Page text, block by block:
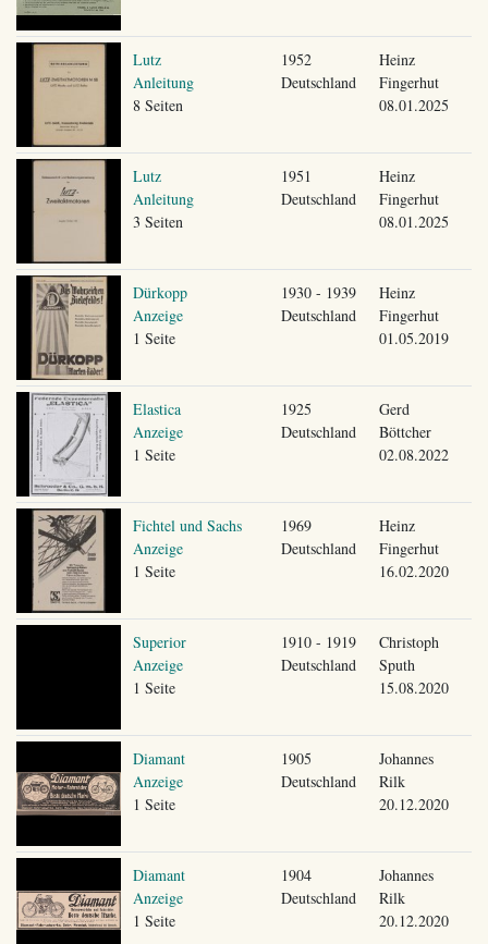
Lutz
Anleitung
8 Seiten
1952
Deutschland
Heinz
Fingerhut
08.01.2025
Lutz
Anleitung
3 Seiten
1951
Deutschland
Heinz
Fingerhut
08.01.2025
Dürkopp
Anzeige
1 Seite
1930 - 1939
Deutschland
Heinz
Fingerhut
01.05.2019
Elastica
Anzeige
1 Seite
1925
Deutschland
Gerd
Böttcher
02.08.2022
Fichtel und Sachs
Anzeige
1 Seite
1969
Deutschland
Heinz
Fingerhut
16.02.2020
Superior
Anzeige
1 Seite
1910 - 1919
Deutschland
Christoph
Sputh
15.08.2020
Diamant
Anzeige
1 Seite
1905
Deutschland
Johannes
Rilk
20.12.2020
Diamant
Anzeige
1 Seite
1904
Deutschland
Johannes
Rilk
20.12.2020